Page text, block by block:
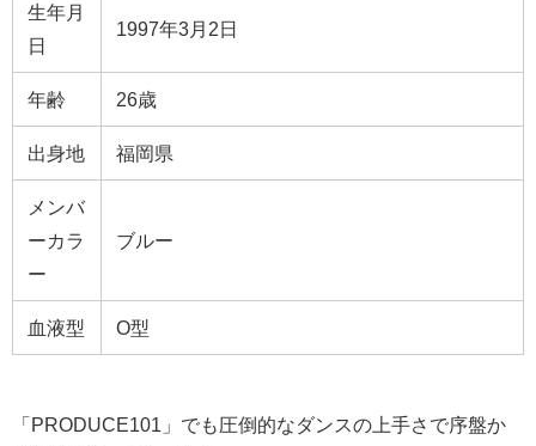
生年月
日
1997年3月2日
年齢 26歳
出身地 福岡県
メンバ
ーカラ
ー
ブルー
血液型 O型
「PRODUCE101」でも圧倒的なダンスの上手さで序盤か